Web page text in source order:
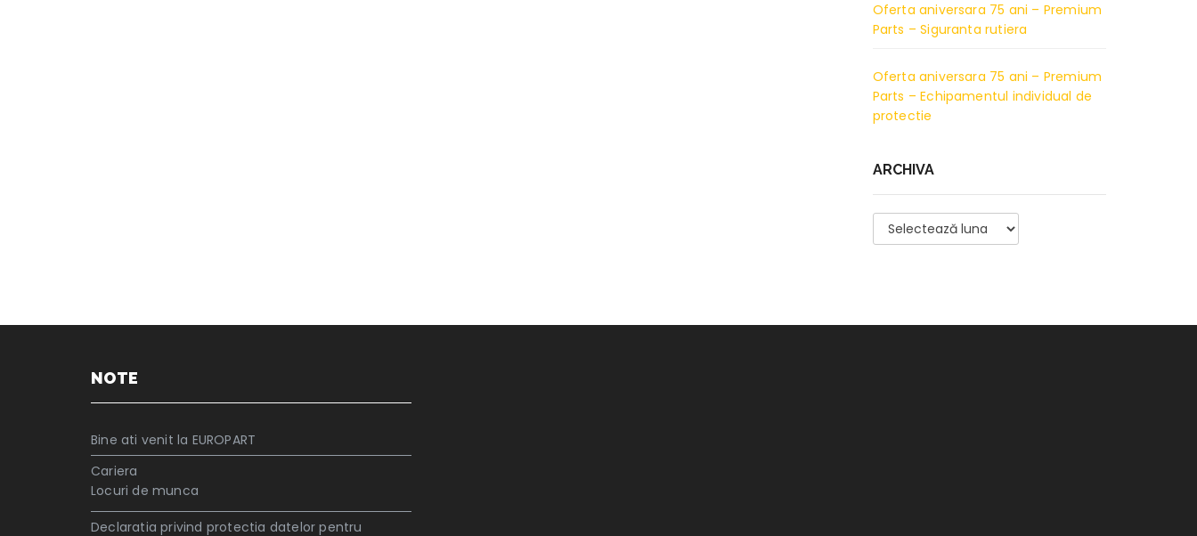
Oferta aniversara 75 ani – Premium
Parts – Siguranta rutiera
Oferta aniversara 75 ani – Premium
Parts – Echipamentul individual de
protectie
ARCHIVA
Archiva
NOTE
Bine ati venit la EUROPART
Cariera
Locuri de munca
Declaratia privind protectia datelor pentru